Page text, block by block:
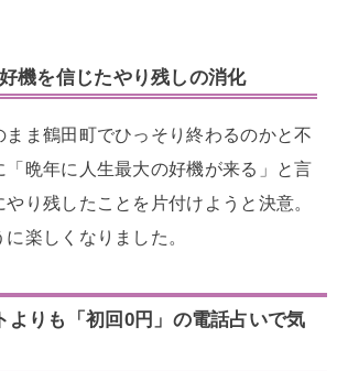
機を信じたやり残しの消化
まま鶴田町でひっそり終わるのかと不
「晩年に人生最大の好機が来る」と言
り残したことを片付けようと決意。
楽しくなりました。
よりも「初回0円」の電話占いで気